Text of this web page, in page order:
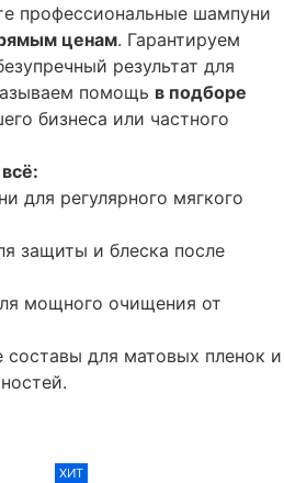
профессиональные шампуни
ценам. Гарантируем
результат для
помощь в подборе
бизнеса или частного
для регулярного мягкого
защиты и блеска после
мощного очищения от
составы для матовых пленок и
ХИТ